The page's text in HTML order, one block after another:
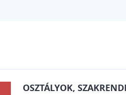
OSZTÁLYOK,